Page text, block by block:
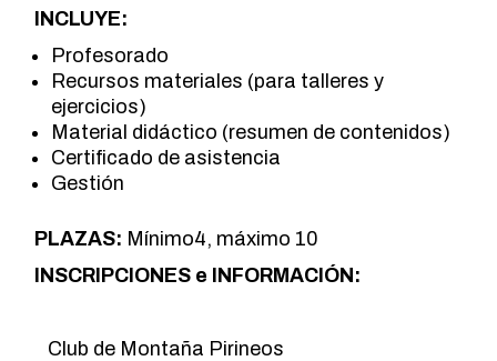
INCLUYE:
Profesorado
Recursos materiales (para talleres y
ejercicios)
Material didáctico (resumen de contenidos)
Certificado de asistencia
Gestión
PLAZAS: Mínimo4, máximo 10
INSCRIPCIONES e INFORMACIÓN:
Club de Montaña Pirineos